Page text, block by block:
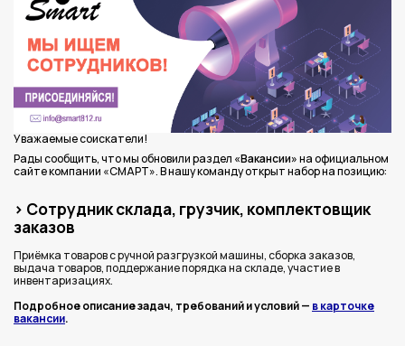
Уважаемые соискатели!
Рады сообщить, что мы обновили раздел «Вакансии»на официальном
сайте компании «СМАРТ». В нашу команду открыт набор на позицию:
> Сотрудник склада, грузчик, комплектовщик
заказов
Приёмка товаров с ручной разгрузкой машины, сборка заказов,
выдача товаров, поддержание порядка на складе, участие в
инвентаризациях.
Подробное описание задач, требований и условий — в карточке
вакансии.